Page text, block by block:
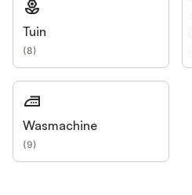
Tuin
(8)
Wasmachine
(9)